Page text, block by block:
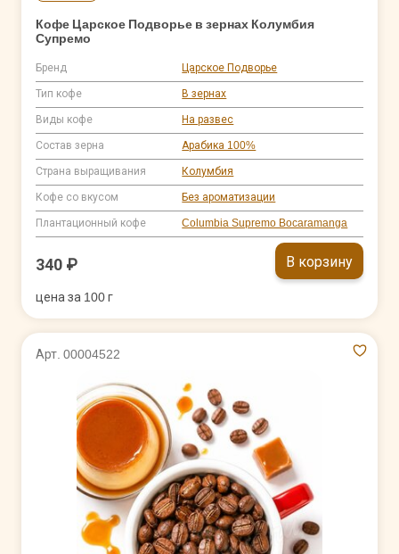
Кофе Царское Подворье в зернах Колумбия
Супремо
Бренд Царское Подворье
Тип кофе В зернах
Виды кофе На развес
Состав зерна Арабика 100%
Страна выращивания Колумбия
Кофе со вкусом Без ароматизации
Плантационный кофе Columbia Supremo Bocaramanga
340 ₽ В корзину
цена за 100 г
Арт. 00004522